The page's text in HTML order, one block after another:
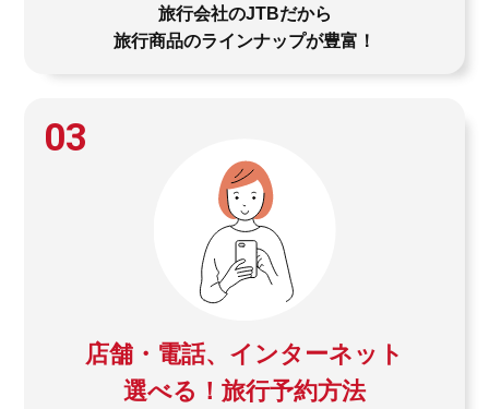
旅行会社のJTBだから
旅行商品のラインナップが豊富！
03
店舗・電話、インターネット
選べる！旅行予約方法